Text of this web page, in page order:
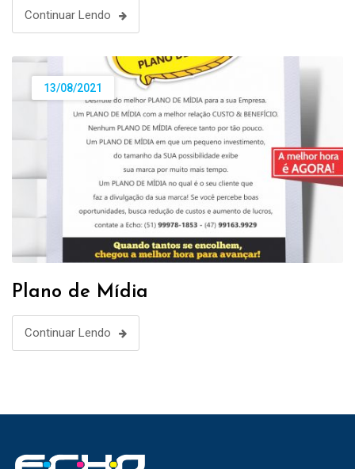
Continuar Lendo
13/08/2021
Plano de Mídia
Continuar Lendo